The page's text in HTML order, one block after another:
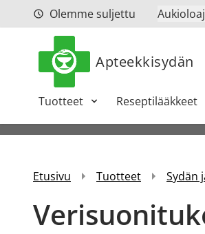
Siirry sisältöönOlemme suljettu
Apteekkisydän
Tuotteet Reseptilääkkeet
Etusivu Tuotteet Sydän